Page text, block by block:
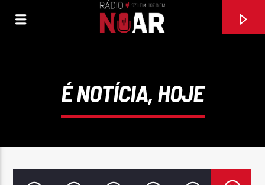
É NOTÍCIA, HOJE